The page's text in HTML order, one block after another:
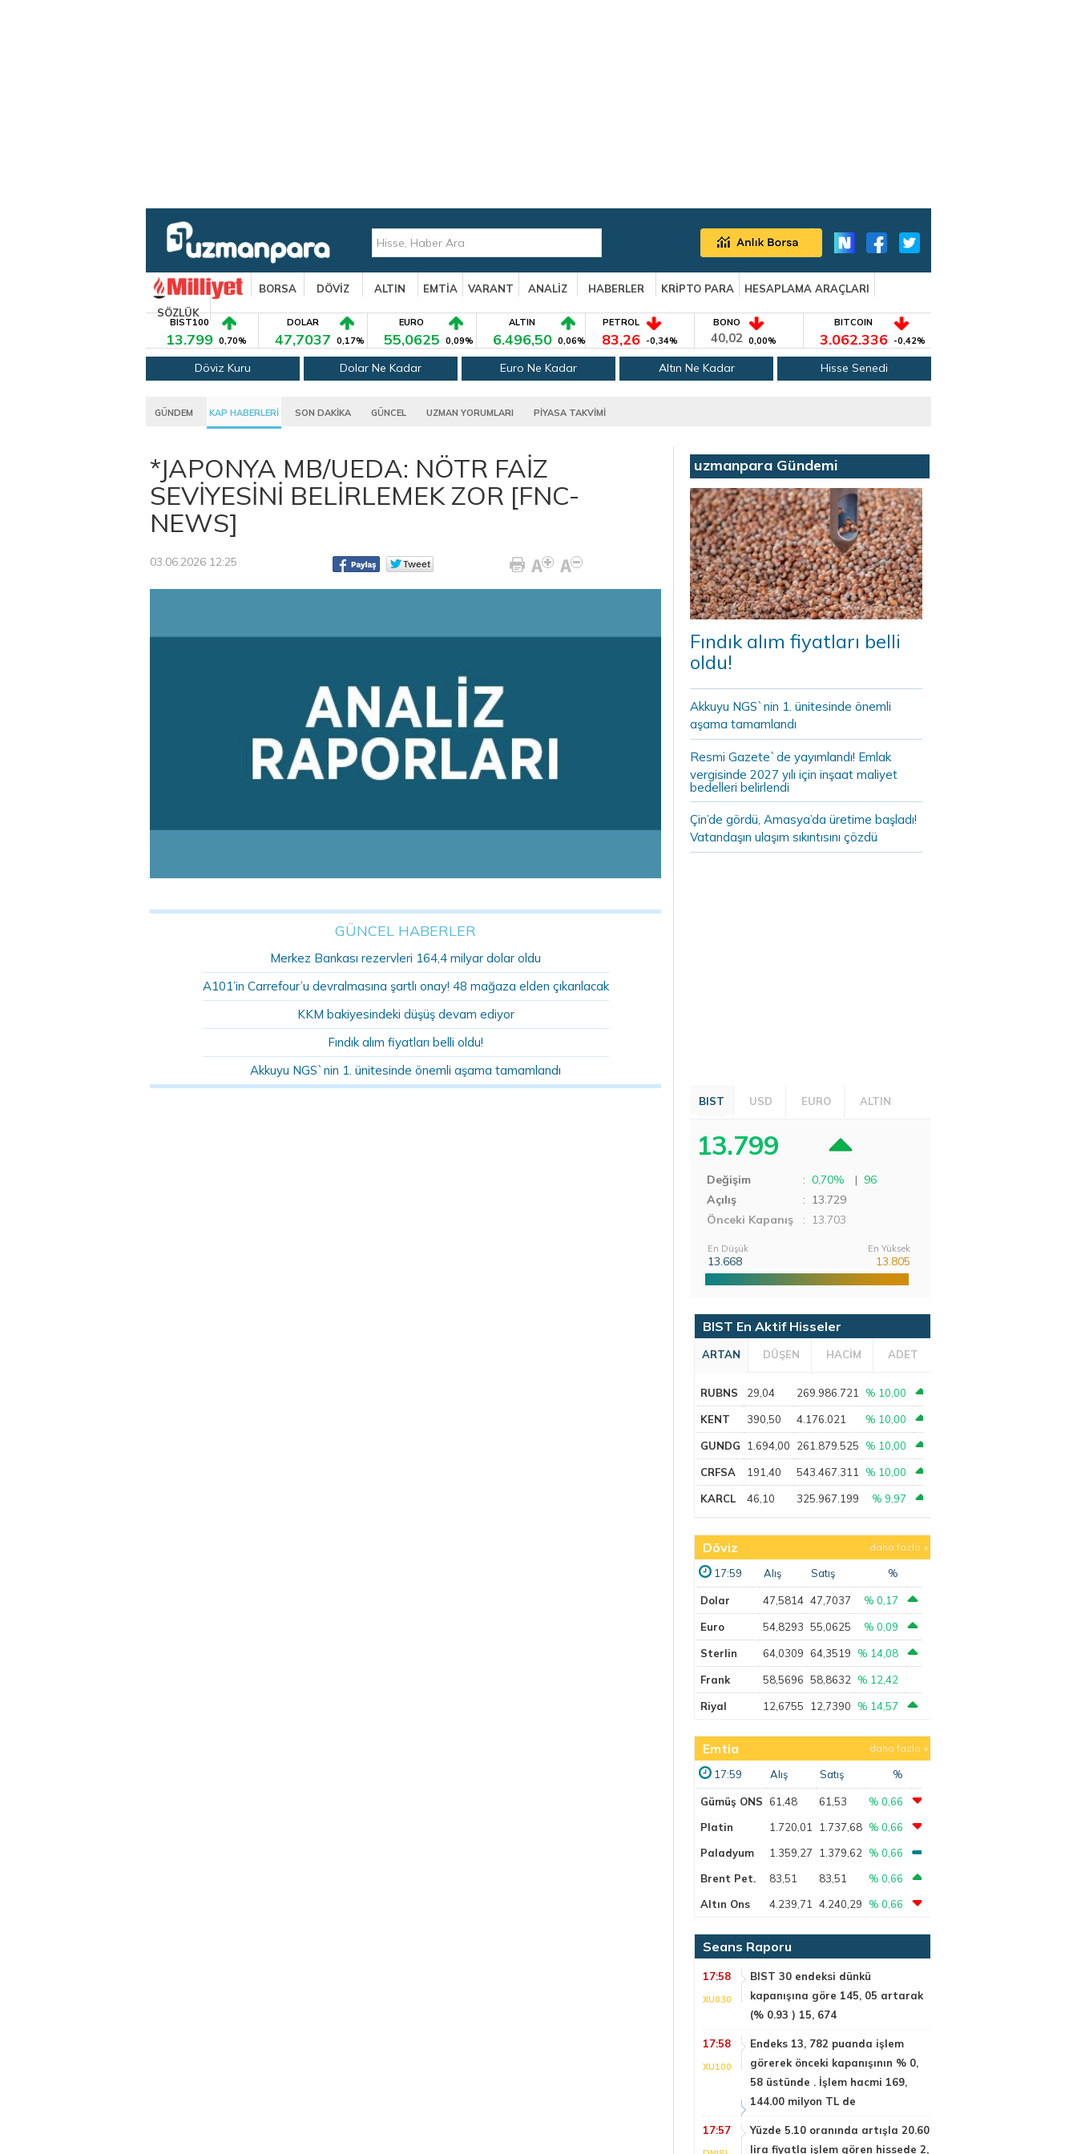
BORSA DÖVİZ ALTIN EMTİA VARANT ANALİZ HABERLER KRİPTO PARA
HESAPLAMA ARAÇLARI
SÖZLÜK
BIST100
13.799 0,70%
DOLAR
47,7037 0,17%
EURO
55,0625 0,09%
ALTIN
6.496,50 0,06%
PETROL
83,26 -0,34%
BONO
40,02 0,00%
BITCOIN
3.062.336 -0,42%
Döviz Kuru Dolar Ne Kadar Euro Ne Kadar Altın Ne Kadar Hisse Senedi
GÜNDEM KAP HABERLERİ SON DAKİKA GÜNCEL UZMAN YORUMLARI PİYASA TAKVİMİ
*JAPONYA MB/UEDA: NÖTR FAİZ
SEVİYESİNİ BELİRLEMEK ZOR [FNC-
NEWS]
03.06.2026 12:25
GÜNCEL HABERLER
Merkez Bankası rezervleri 164,4 milyar dolar oldu
A101’in Carrefour’u devralmasına şartlı onay! 48 mağaza elden çıkarılacak
KKM bakiyesindeki düşüş devam ediyor
Fındık alım fiyatları belli oldu!
Akkuyu NGS`nin 1. ünitesinde önemli aşama tamamlandı
uzmanpara Gündemi
Fındık alım fiyatları belli
oldu!
Akkuyu NGS`nin 1. ünitesinde önemli
aşama tamamlandı
Resmi Gazete`de yayımlandı! Emlak
vergisinde 2027 yılı için inşaat maliyet
bedelleri belirlendi
Çin’de gördü, Amasya’da üretime başladı!
Vatandaşın ulaşım sıkıntısını çözdü
BIST USD EURO ALTIN
13.799
Değişim : 0,70% | 96
Açılış
: 13.729
Önceki Kapanış
: 13.703
En Düşük
13.668
En Yüksek
13.805
BIST En Aktif Hisseler
ARTAN DÜŞEN HACİM ADET
RUBNS 29,04 269.986.721 % 10,00
KENT 390,50 4.176.021 % 10,00
GUNDG 1.694,00 261.879.525 % 10,00
CRFSA 191,40 543.467.311 % 10,00
KARCL 46,10 325.967.199 % 9,97
Döviz daha fazla
17:59 Alış Satış %
Dolar 47,5814 47,7037 % 0,17
Euro 54,8293 55,0625 % 0,09
Sterlin 64,0309 64,3519 % 14,08
Frank 58,5696 58,8632 % 12,42
Riyal 12,6755 12,7390 % 14,57
Emtia daha fazla
17:59 Alış Satış %
Gümüş ONS 61,48 61,53
% 0,66
Platin
1.720,01 1.737,68 % 0,66
Paladyum
1.359,27 1.379,62
% 0,66
Brent Pet.
83,51 83,51
% 0,66
Altın Ons
4.239,71 4.240,29 % 0,66
Seans Raporu
17:58
XU030
BIST 30 endeksi dünkü
kapanışına göre 145, 05 artarak
(% 0.93 ) 15, 674
17:58
XU100
Endeks 13, 782 puanda işlem
görerek önceki kapanışının % 0,
58 üstünde . İşlem hacmi 169,
144.00 milyon TL de
17:57
Yüzde 5.10 oranında artışla 20.60
lira fiyatla işlem gören hissede 2,